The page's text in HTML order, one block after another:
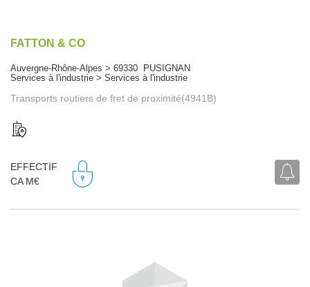
FATTON & CO
Auvergne-Rhône-Alpes > 69330 PUSIGNAN
Services à l'industrie > Services à l'industrie
Transports routiers de fret de proximité(4941B)
EFFECTIF
CA M€